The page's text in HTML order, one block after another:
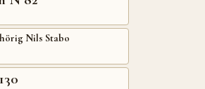
Nils Stabo